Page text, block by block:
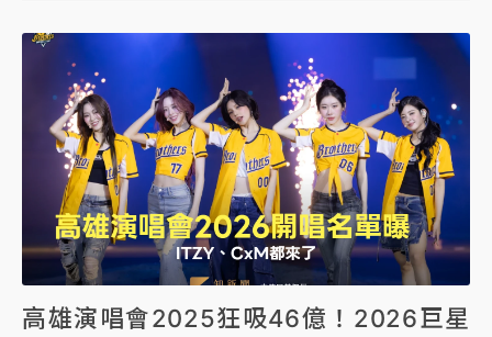
高雄演唱會2025狂吸46億！2026巨星